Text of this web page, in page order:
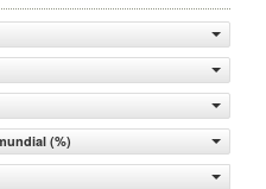
(%)